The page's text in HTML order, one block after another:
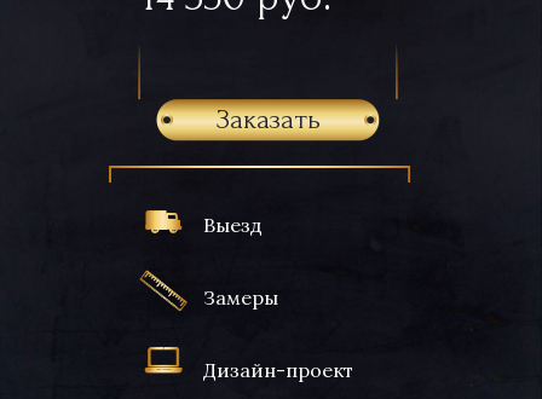
Выезд
Замеры
Дизайн-проект
Заказать